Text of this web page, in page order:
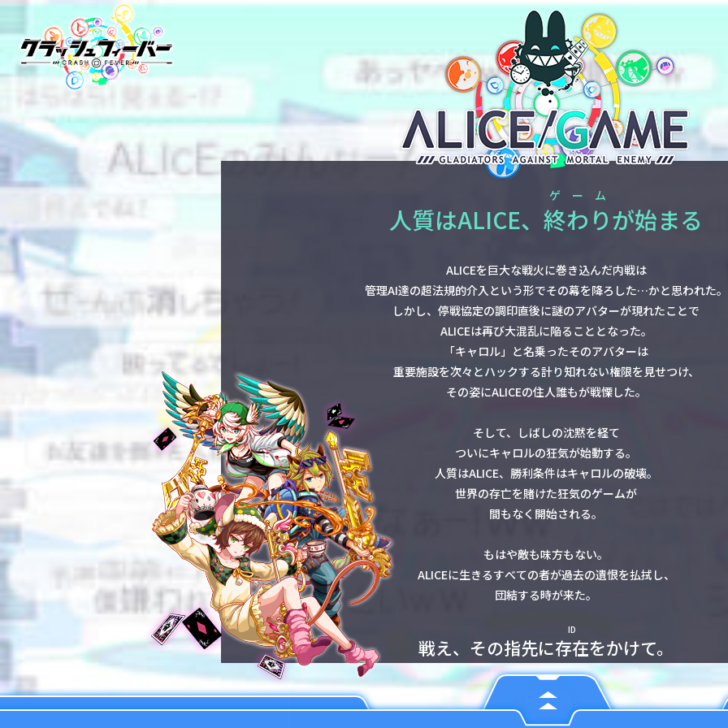
人質はALICE、 終わり
ゲーム
が始まる
ALICEを巨大な戦火に巻き込んだ内戦は
管理AI達の超法規的介入という形でその幕を降ろした…かと思われた。
しかし、停戦協定の調印直後に謎のアバターが現れたことで
ALICEは再び大混乱に陥ることとなった。
「キャロル」と名乗ったそのアバターは
重要施設を次々とハックする計り知れない権限を見せつけ、
その姿にALICEの住人誰もが戦慄した。
そして、しばしの沈黙を経て
ついにキャロルの狂気が始動する。
人質はALICE、勝利条件はキャロルの破壊。
世界の存亡を賭けた狂気のゲームが
間もなく開始される。
もはや敵も味方もない。
ALICEに生きるすべての者が過去の遺恨を払拭し、
団結する時が来た。
戦え、その指先に存在
ID
をかけて。